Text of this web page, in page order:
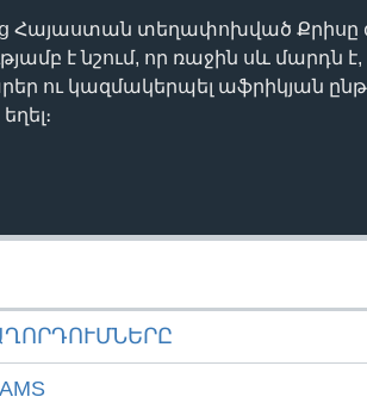
Հայաստան տեղափոխված Քրիսը
է նշում, որ ռաջին սև մարդն
ու կազմակերպել աֆրիկյան